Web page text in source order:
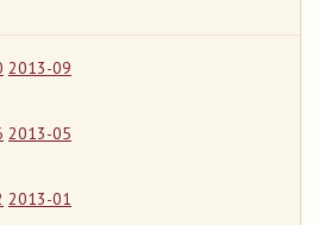
2013-09
2013-05
2013-01